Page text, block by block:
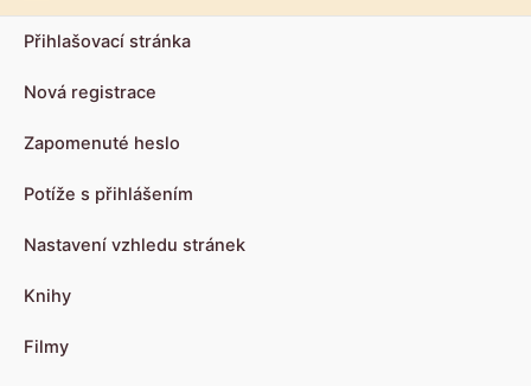
Přihlašovací stránka
Nová registrace
Zapomenuté heslo
Potíže s přihlášením
Nastavení vzhledu stránek
Knihy
Filmy